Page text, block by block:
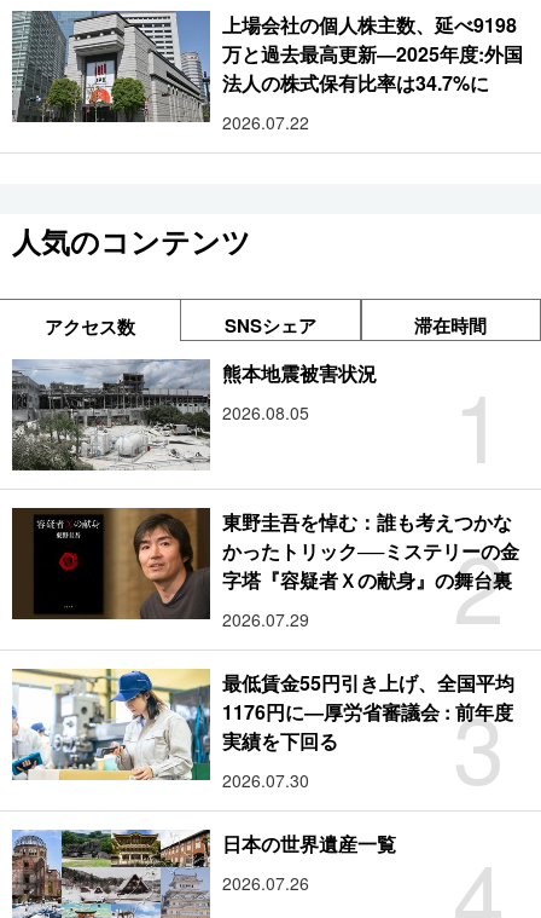
上場会社の個人株主数、延べ9198
万と過去最高更新―2025年度:外国
法人の株式保有比率は34.7%に
2026.07.22
人気のコンテンツ
アクセス数 SNSシェア 滞在時間
1
熊本地震被害状況
2026.08.05
2
東野圭吾を悼む：誰も考えつかな
かったトリック──ミステリーの金
字塔『容疑者Ｘの献身』の舞台裏
2026.07.29
3
最低賃金55円引き上げ、全国平均
1176円に―厚労省審議会 : 前年度
実績を下回る
2026.07.30
日本の世界遺産一覧
2026.07.26